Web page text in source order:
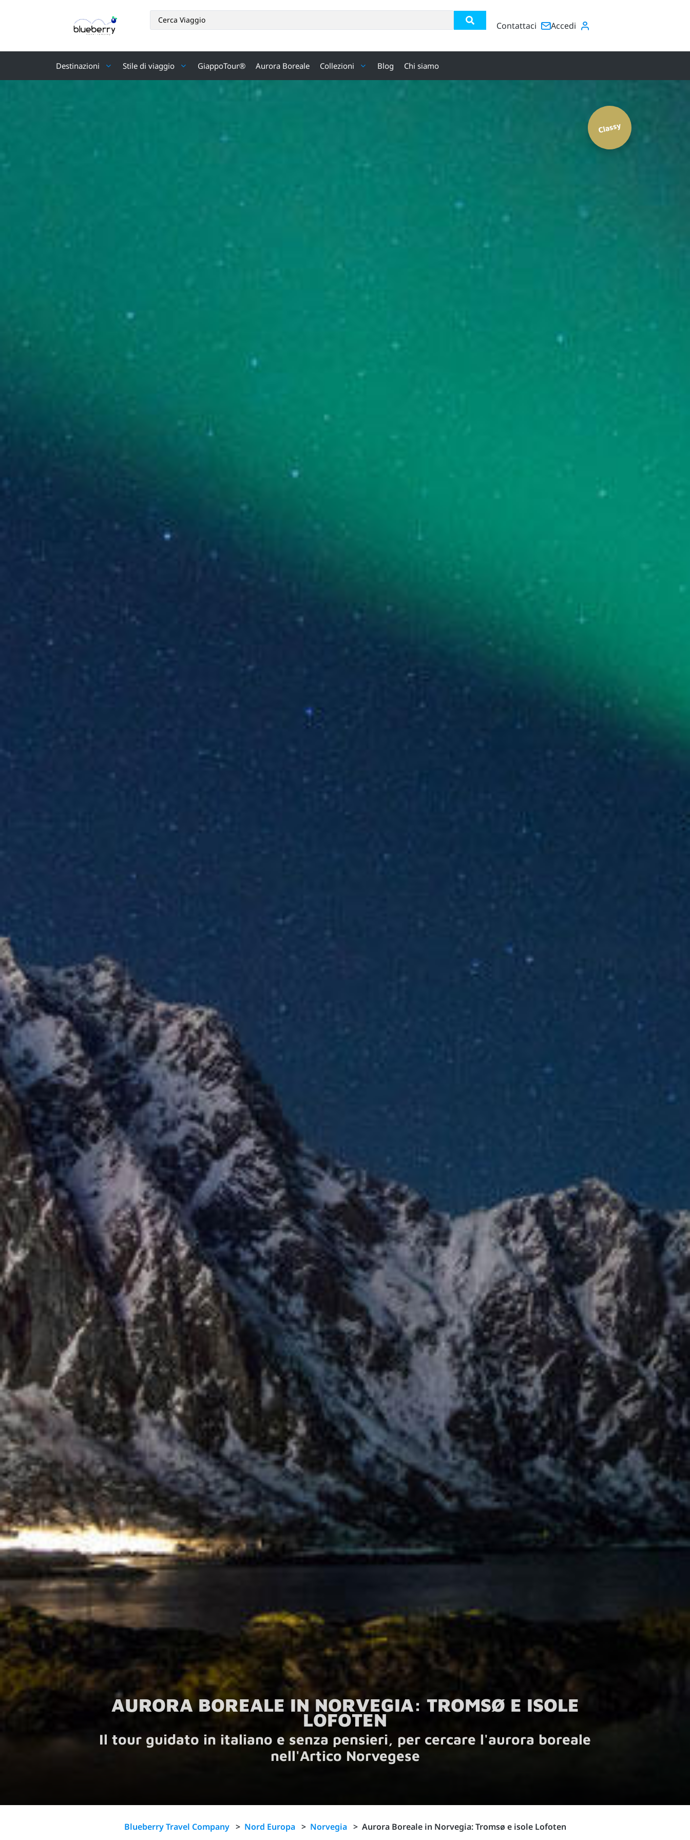
Contattaci Accedi
Destinazioni Stile di viaggio GiappoTour® Aurora Boreale Collezioni Blog Chi siamo
Classy
AURORA BOREALE IN NORVEGIA: TROMSØ E ISOLE
LOFOTEN
Il tour guidato in italiano e senza pensieri, per cercare l'aurora boreale
nell'Artico Norvegese
Blueberry Travel Company> Nord Europa> Norvegia> Aurora Boreale in Norvegia: Tromsø e isole Lofoten